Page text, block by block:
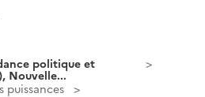
politique et
Nouvelle...
puissances